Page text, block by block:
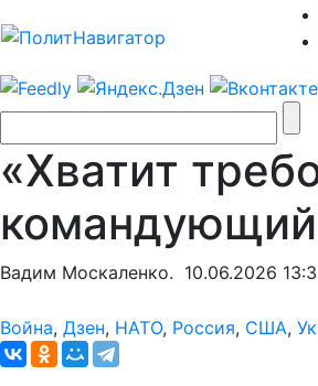
«Хватит
Вадим Москаленко. 10.06.2026
Война, Дзен, НАТО, Россия, США,